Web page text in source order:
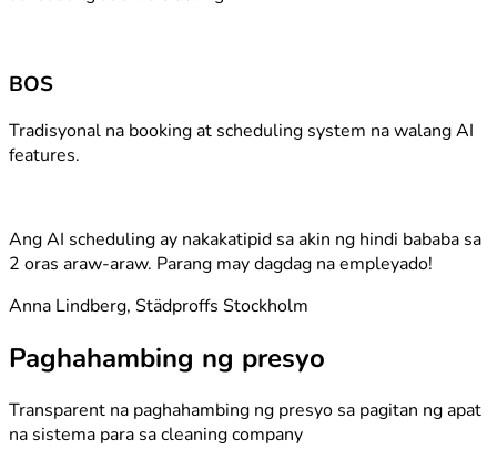
BOS
Tradisyonal na booking at scheduling system na walang AI
features.
Ang AI scheduling ay nakakatipid sa akin ng hindi bababa sa
2 oras araw-araw. Parang may dagdag na empleyado!
Anna Lindberg, Städproffs Stockholm
Paghahambing ng presyo
Transparent na paghahambing ng presyo sa pagitan ng apat
na sistema para sa cleaning company